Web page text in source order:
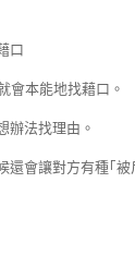
口
會本能地找藉口。
辦法找理由。
還會讓對方有種｢